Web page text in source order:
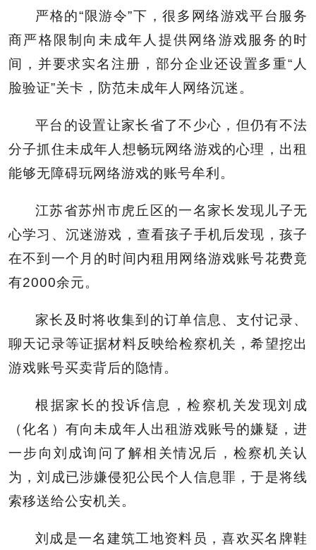
严格的“限游令”下，很多网络游戏平台服务
商严格限制向未成年人提供网络游戏服务的时
间，并要求实名注册，部分企业还设置多重“人
脸验证”关卡，防范未成年人网络沉迷。
平台的设置让家长省了不少心，但仍有不法
分子抓住未成年人想畅玩网络游戏的心理，出租
能够无障碍玩网络游戏的账号牟利。
江苏省苏州市虎丘区的一名家长发现儿子无
心学习、沉迷游戏，查看孩子手机后发现，孩子
在不到一个月的时间内租用网络游戏账号花费竟
有2000余元。
家长及时将收集到的订单信息、支付记录、
聊天记录等证据材料反映给检察机关，希望挖出
游戏账号买卖背后的隐情。
根据家长的投诉信息，检察机关发现刘成
（化名）有向未成年人出租游戏账号的嫌疑，进
一步向刘成询问了解相关情况后，检察机关认
为，刘成已涉嫌侵犯公民个人信息罪，于是将线
索移送给公安机关。
刘成是一名建筑工地资料员，喜欢买名牌鞋